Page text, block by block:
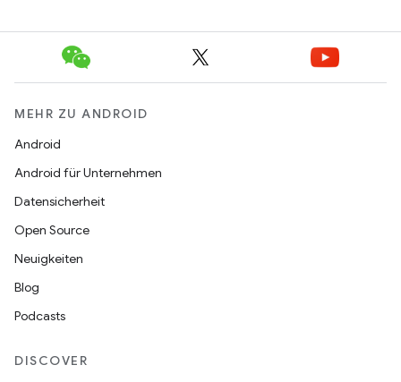
MEHR ZU ANDROID
Android
Android für Unternehmen
Datensicherheit
Open Source
Neuigkeiten
Blog
Podcasts
DISCOVER